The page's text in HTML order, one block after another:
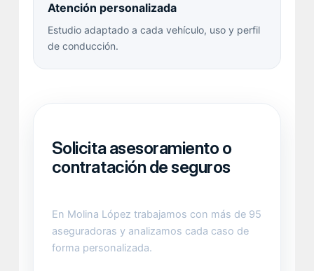
Atención personalizada
Estudio adaptado a cada vehículo, uso y perfil
de conducción.
Solicita asesoramiento o
contratación de seguros
En Molina López trabajamos con más de 95
aseguradoras y analizamos cada caso de
forma personalizada.